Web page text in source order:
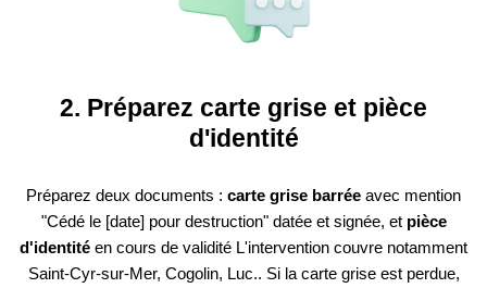
2. Préparez carte grise et pièce
d'identité
Préparez deux documents : carte grise barrée avec mention
"Cédé le [date] pour destruction" datée et signée, et pièce
d'identité en cours de validité L'intervention couvre notamment
Saint-Cyr-sur-Mer, Cogolin, Luc.. Si la carte grise est perdue,